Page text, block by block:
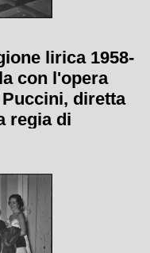
lirica 1958-
con l'opera
diretta
regia di